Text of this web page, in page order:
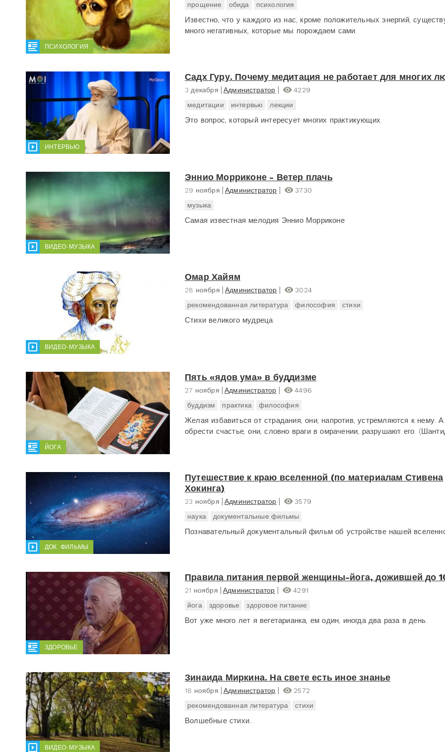
ПСИХОЛОГИЯ
прощение
обида психология
Известно, что у каждого из нас, кроме положительных энергий,
много негативных, которые мы порождаем сами.
ИНТЕРВЬЮ
Садх Гуру. Почему медитация не работает для многих
3 декабря Администратор
4229
медитации
интервью лекции
Это вопрос, который интересует многих практикующих.
ВИДЕО-МУЗЫКА
Эннио Морриконе - Ветер плачь
29 ноября Администратор
3730
музыка
Самая известная мелодия Эннио Морриконе
ВИДЕО-МУЗЫКА
Омар Хайям
28 ноября Администратор
3024
рекомендованная литература
философия стихи
Стихи великого мудреца.
ЙОГА
Пять «ядов ума» в буддизме
27 ноября Администратор
4496
буддизм
практика философия
Желая избавиться от страдания, они, напротив, устремляются к нему.
обрести счастье, они, словно враги в омрачении, разрушают его.
ДОК. ФИЛЬМЫ
Путешествие к краю вселенной (по материалам Стивена
Хокинга)
23 ноября Администратор
3579
наука
документальные фильмы
Познавательный документальный фильм об устройстве нашей
ЗДОРОВЬЕ
Правила питания первой женщины-йога, дожившей до
21 ноября Администратор
4291
йога
здоровье здоровое питание
Вот уже много лет я вегетарианка, ем один, иногда два раза в день.
ВИДЕО-МУЗЫКА
Зинаида Миркина. На свете есть иное знанье
18 ноября Администратор
2572
рекомендованная литература
стихи
Волшебные стихи...